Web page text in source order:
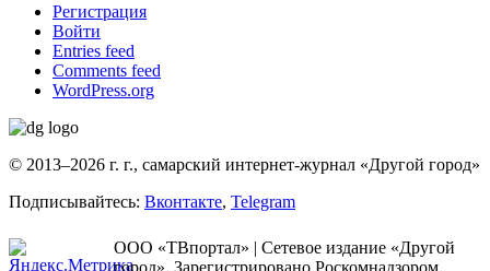
Регистрация
Войти
Entries feed
Comments feed
WordPress.org
© 2013–2026 г. г., самарский интернет-журнал «Другой город»
Подписывайтесь: Вконтакте, Telegram
ООО «ТВпортал» | Сетевое издание «Другой
город». Зарегистрировано Роскомнадзором.